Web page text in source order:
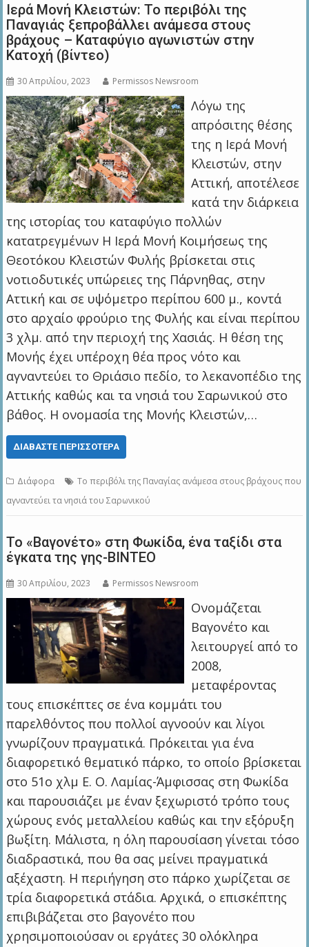
Ιερά Μονή Κλειστών: Το περιβόλι της
Παναγιάς ξεπροβάλλει ανάμεσα στους
βράχους – Καταφύγιο αγωνιστών στην
Κατοχή (βίντεο)
30 Απριλίου, 2023 Permissos Newsroom
Λόγω της
απρόσιτης θέσης
της η Ιερά Μονή
Κλειστών, στην
Αττική, αποτέλεσε
κατά την διάρκεια
της ιστορίας του καταφύγιο πολλών
κατατρεγμένων Η Ιερά Μονή Κοιμήσεως της
Θεοτόκου Κλειστών Φυλής βρίσκεται στις
νοτιοδυτικές υπώρειες της Πάρνηθας, στην
Αττική και σε υψόμετρο περίπου 600 μ., κοντά
στο αρχαίο φρούριο της Φυλής και είναι περίπου
3 χλμ. από την περιοχή της Χασιάς. Η θέση της
Μονής έχει υπέροχη θέα προς νότο και
αγναντεύει το Θριάσιο πεδίο, το λεκανοπέδιο της
Αττικής καθώς και τα νησιά του Σαρωνικού στο
βάθος. Η ονομασία της Μονής Κλειστών,…
ΔΙΑΒΆΣΤΕ ΠΕΡΙΣΣΌΤΕΡΑ
Διάφορα
Το περιβόλι της Παναγίας ανάμεσα στους βράχους που
αγναντεύει τα νησιά του Σαρωνικού
Το «Βαγονέτο» στη Φωκίδα, ένα ταξίδι στα
έγκατα της γης-ΒΙΝΤΕΟ
30 Απριλίου, 2023 Permissos Newsroom
Ονομάζεται
Βαγονέτο και
λειτουργεί από το
2008,
μεταφέροντας
τους επισκέπτες σε ένα κομμάτι του
παρελθόντος που πολλοί αγνοούν και λίγοι
γνωρίζουν πραγματικά. Πρόκειται για ένα
διαφορετικό θεματικό πάρκο, το οποίο βρίσκεται
στο 51ο χλμ Ε. Ο. Λαμίας-Άμφισσας στη Φωκίδα
και παρουσιάζει με έναν ξεχωριστό τρόπο τους
χώρους ενός μεταλλείου καθώς και την εξόρυξη
βωξίτη. Μάλιστα, η όλη παρουσίαση γίνεται τόσο
διαδραστικά, που θα σας μείνει πραγματικά
αξέχαστη. Η περιήγηση στο πάρκο χωρίζεται σε
τρία διαφορετικά στάδια. Αρχικά, ο επισκέπτης
επιβιβάζεται στο βαγονέτο που
χρησιμοποιούσαν οι εργάτες 30 ολόκληρα